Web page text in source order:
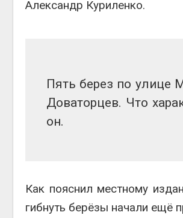
Александр Куриленко.
Пять берез по улице
Доваторцев. Что
он.
Как пояснил местному
гибнуть берёзы начали